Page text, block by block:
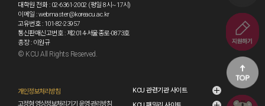
~8.20.(
대학원 전화 : 02-6361-2002 (평일 8시~17시)
이메일 : webmaster@koreacu.ac.kr
고유번호 : 101-82-23957
통신판매신고번호 : 제2014-서울종로-0873호
총장 : 이원규
© KCU All Rights Reserved.
개인정보처리방침
고정형 영상정보처리기기 운영·관리방침
KCU 관련기관 사이트